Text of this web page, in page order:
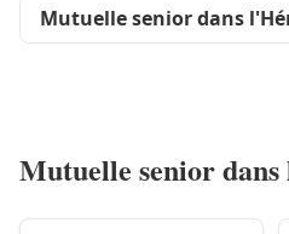
Mutuelle senior dans
Mutuelle senior dans